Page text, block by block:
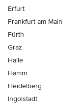
Erfurt
Frankfurt am Main
Fürth
Graz
Halle
Hamm
Heidelberg
Ingolstadt